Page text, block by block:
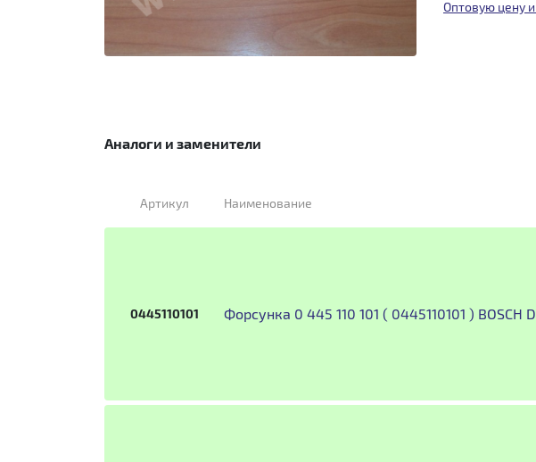
Оптовую цену
Аналоги и заменители
Артикул Наименование
0445110101 Форсунка 0 445 110 101 ( 0445110101 ) BOSCH